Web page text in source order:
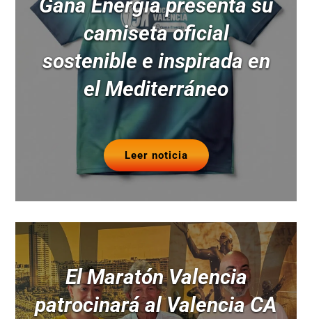
Gana Energía presenta su
camiseta oficial
sostenible e inspirada en
el Mediterráneo
Leer noticia
El Maratón Valencia
patrocinará al Valencia CA